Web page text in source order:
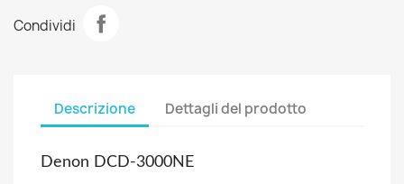
Condividi
Descrizione Dettagli del prodotto
Denon DCD-3000NE